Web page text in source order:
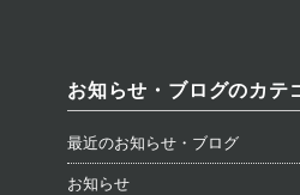
お知らせ・ブログのカテ
最近のお知らせ・ブログ
お知らせ